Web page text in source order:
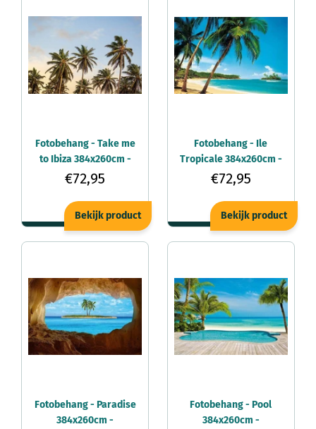
Fotobehang - Take me
to Ibiza 384x260cm -
Vliesbehang
€72,95
Bekijk product
Fotobehang - Ile
Tropicale 384x260cm -
Vliesbehang
€72,95
Bekijk product
Fotobehang - Paradise
384x260cm -
Fotobehang - Pool
384x260cm -